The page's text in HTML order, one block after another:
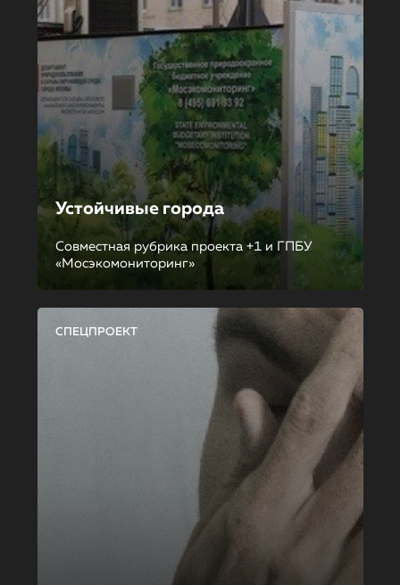
Устойчивые города
Совместная рубрика проекта +1 и ГПБУ
«Мосэкомониторинг»
СПЕЦПРОЕКТ